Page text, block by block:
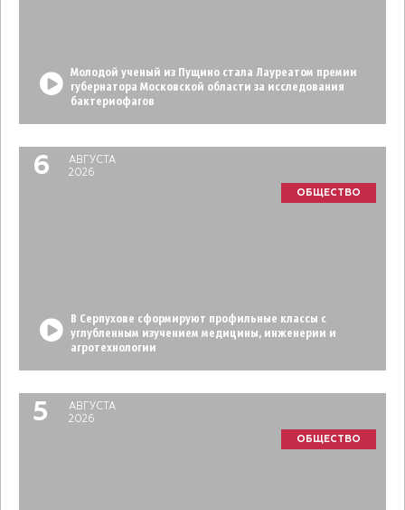
Молодой ученый из Пущино стала Лауреатом премии
губернатора Московской области за исследования
бактериофагов
6
АВГУСТА
2026
ОБЩЕСТВО
В Серпухове сформируют профильные классы с
углубленным изучением медицины, инженерии и
агротехнологии
5
АВГУСТА
2026
ОБЩЕСТВО